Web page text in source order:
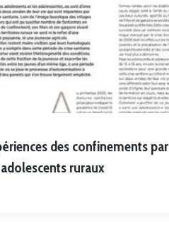
des confinements par
ruraux